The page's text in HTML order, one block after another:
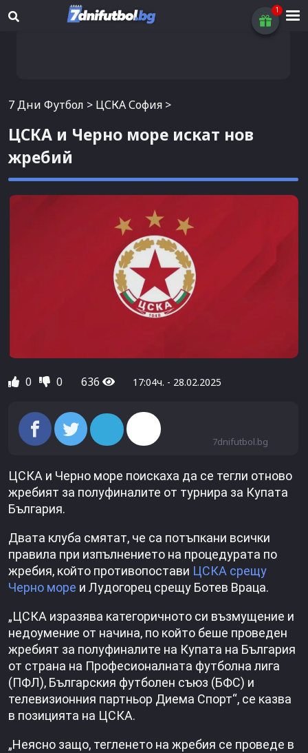
7 Дни Футбол > ЦСКА София >
ЦСКА и Черно море искат нов
жребий
0 0 636 17:04ч. - 28.02.2025
7dnifutbol.bg
ЦСКА и Черно море поискаха да се тегли отново
жребият за полуфиналите от турнира за Купата
България.
Двата клуба смятат, че са потъпкани всички
правила при изпълнението на процедурата по
жребия, който противопостави ЦСКА срещу
Черно море и Лудогорец срещу Ботев Враца.
„ЦСКА изразява категоричното си възмущение и
недоумение от начина, по който беше проведен
жребият за полуфиналите на Купата на България
от страна на Професионалната футболна лига
(ПФЛ), Българския футболен съюз (БФС) и
телевизионния партньор Диема Спорт“, се казва
в позицията на ЦСКА.
„Неясно защо, тегленето на жребия се проведе в